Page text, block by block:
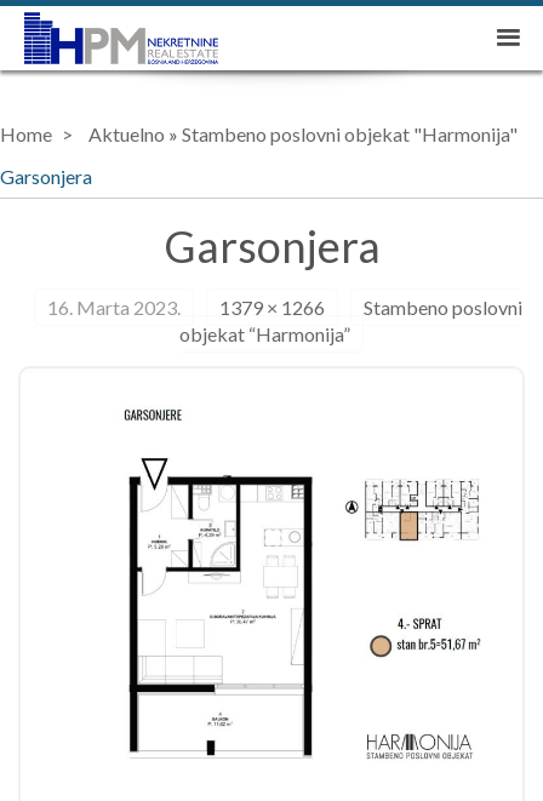
Home Aktuelno » Stambeno poslovni objekat "Harmonija"
Garsonjera
Garsonjera
16. Marta 2023. 1379 × 1266
Stambeno poslovni
objekat “Harmonija”